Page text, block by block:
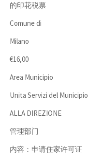
的印花税票
Comune di
Milano
€16,00
Area Municipio
Unita Servizi del Municipio
ALLA DIREZIONE
管理部门
内容：申请住家许可证